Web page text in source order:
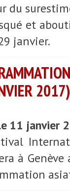
du
et
janvier.
2017)
11 janvier
à